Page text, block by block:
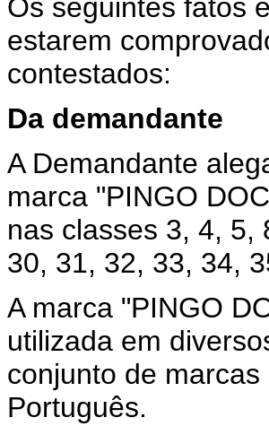
Os seguintes fatos
estarem
contestados:
Da demandante
A Demandante
marca "PINGO
nas classes 3, 4, 5,
30, 31, 32, 33, 34,
A marca "PINGO
utilizada em
conjunto de
Português.